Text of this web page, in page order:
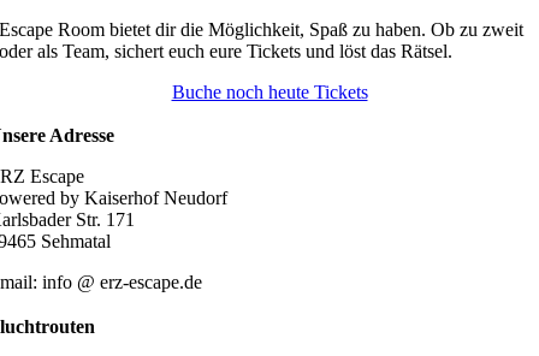
Varianten
auf.
Optionen
gewählt
Escape Room bietet dir die Möglichkeit, Spaß zu haben. Ob zu zweit
oder als Team, sichert euch eure Tickets und löst das Rätsel.
Buche noch heute Tickets
Adresse
Escape
by Kaiserhof Neudorf
Str. 171
Sehmatal
info @ erz-escape.de